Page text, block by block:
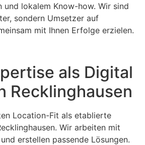
und lokalem Know-how. Wir sind
sondern Umsetzer auf
mit Ihnen Erfolge erzielen.
als Digital
Recklinghausen
Location-Fit als etablierte
Wir arbeiten mit
erstellen passende Lösungen.